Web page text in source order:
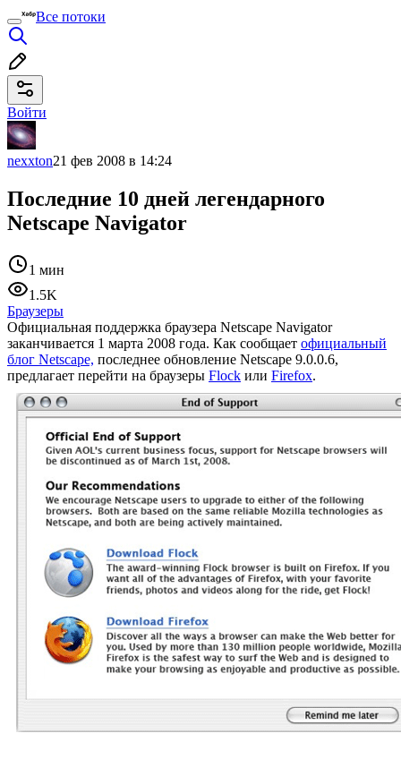
Все потоки
Войти
nexxton21 фев 2008 в 14:24
Последние 10 дней легендарного
Netscape Navigator
1 мин
1.5K
Браузеры
Официальная поддержка браузера Netscape Navigator
заканчивается 1 марта 2008 года. Как сообщает официальный
блог Netscape, последнее обновление Netscape 9.0.0.6,
предлагает перейти на браузеры Flock или Firefox.